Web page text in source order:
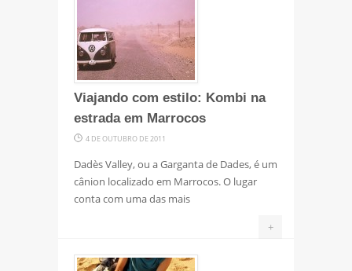
Viajando com estilo: Kombi na
estrada em Marrocos
4 DE OUTUBRO DE 2011
Dadès Valley, ou a Garganta de Dades, é um
cânion localizado em Marrocos. O lugar
conta com uma das mais
+